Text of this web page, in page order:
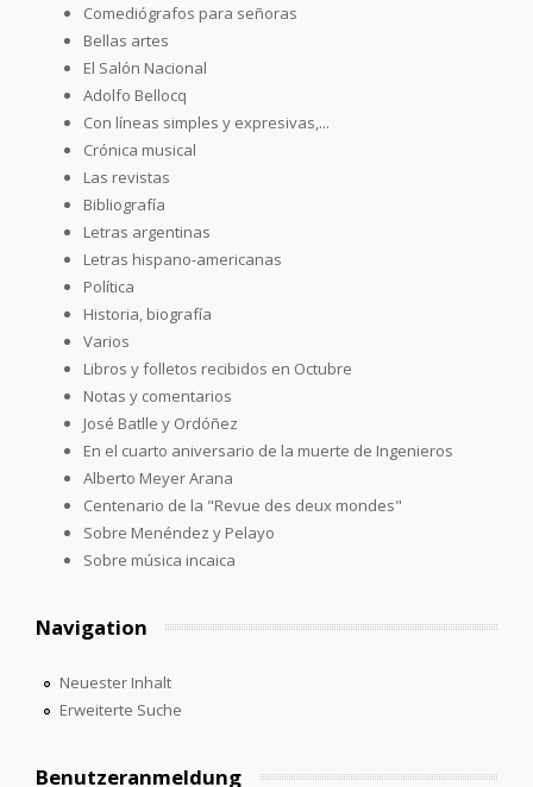
Comediógrafos para señoras
Bellas artes
El Salón Nacional
Adolfo Bellocq
Con líneas simples y expresivas,...
Crónica musical
Las revistas
Bibliografía
Letras argentinas
Letras hispano-americanas
Política
Historia, biografía
Varios
Libros y folletos recibidos en Octubre
Notas y comentarios
José Batlle y Ordóñez
En el cuarto aniversario de la muerte de Ingenieros
Alberto Meyer Arana
Centenario de la "Revue des deux mondes"
Sobre Menéndez y Pelayo
Sobre música incaica
Navigation
Neuester Inhalt
Erweiterte Suche
Benutzeranmeldung